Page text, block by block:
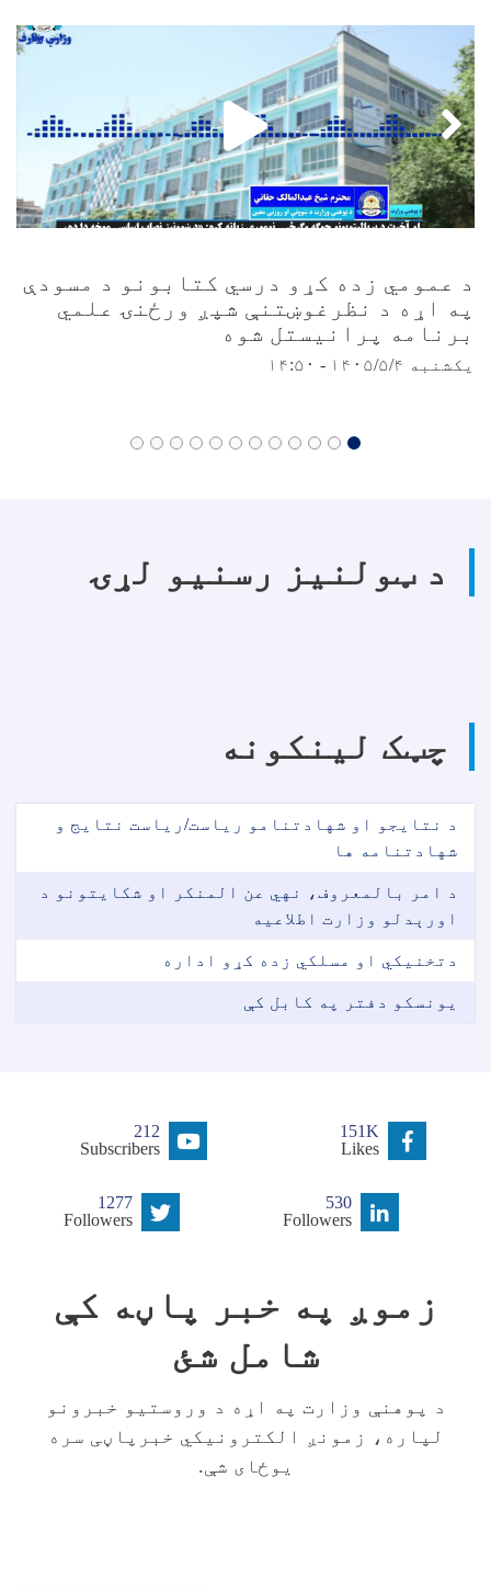
د عمومي زده کړو درسي کتابونو د مسودې
په اړه د نظرغوښتنې شپږ ورځنۍ علمي
برنامه پرانیستل شوه
یکشنبه ۱۴۰۵/۵/۴ - ۱۴:۵۰
د ټولنیز رسنیو لړۍ
چټک لینکونه
د نتایجو او شهادتنامو ریاست/ریاست نتایج و
شهادتنامه ها
د امر بالمعروف، نهي عن المنکر او شکایتونو د
اورېدلو وزارت اطلاعیه
دتخنیکي او مسلکي زده کړو اداره
یونسکو دفتر په کابل کې
151K
Likes
212
Subscribers
530
Followers
1277
Followers
زموږ په خبر پاڼه کې
شامل شئ
د پوهنې وزارت په اړه د وروستیو خبرونو
لپاره، زمونږ الکترونیکي خبرپاڼی سره
یوځای شې.